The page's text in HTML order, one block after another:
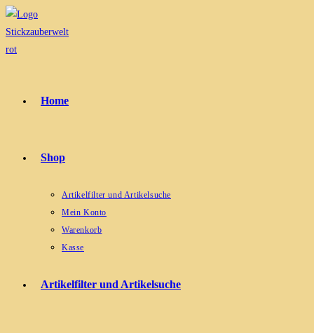
Zum
Inhalt
springen
Home
Shop
Artikelfilter und Artikelsuche
Mein Konto
Warenkorb
Kasse
Artikelfilter und Artikelsuche